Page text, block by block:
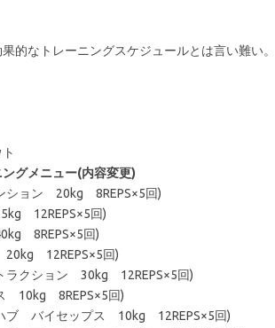
的なトレーニングスケジュールとは言い難い。
ト
ングメニュー(内容変更)
ション 20kg 8REPS×5回)
12REPS×5回)
8REPS×5回)
12REPS×5回)
ラクション 30kg 12REPS×5回)
10kg 8REPS×5回)
ブ バイセップス 10kg 12REPS×5回)